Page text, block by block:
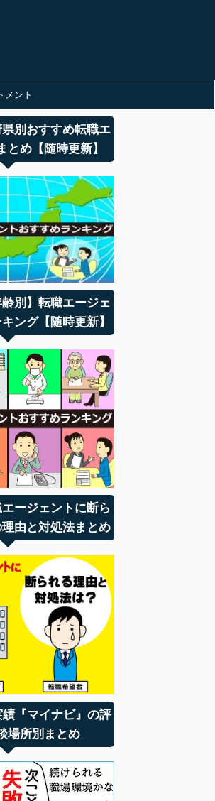
メント
県別おすすめ転職エ
とめ【随時更新】
齢別】転職エージェ
ング【随時更新】
エージェントに断ら
由と対処法まとめ
『マイナビ』の評
場所別まとめ